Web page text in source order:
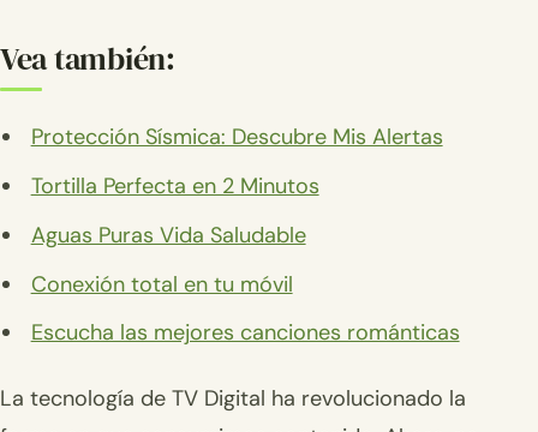
Vea también:
Protección Sísmica: Descubre Mis Alertas
Tortilla Perfecta en 2 Minutos
Aguas Puras Vida Saludable
Conexión total en tu móvil
Escucha las mejores canciones románticas
La tecnología de TV Digital ha revolucionado la